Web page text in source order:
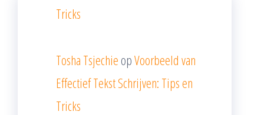
Tricks
Tosha Tsjechie opVoorbeeld van
Effectief Tekst Schrijven: Tips en
Tricks